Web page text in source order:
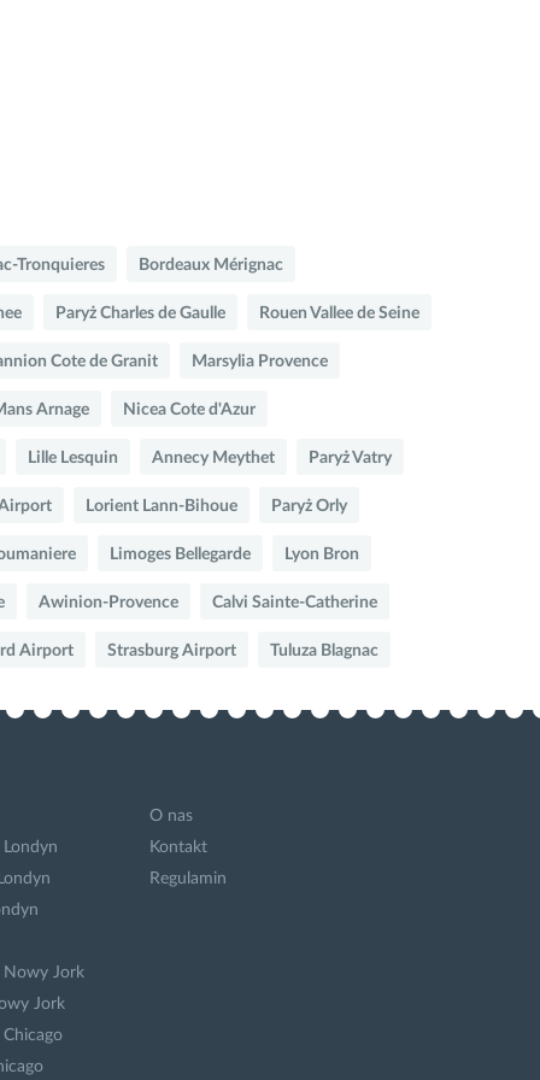
Tronquieres Bordeaux Mérignac
Paryż Charles de Gaulle Rouen Vallee de Seine
Cote de Granit Marsylia Provence
Arnage Nicea Cote d'Azur
Lille Lesquin Annecy Meythet Paryż Vatry
Airport Lorient Lann-Bihoue Paryż Orly
Limoges Bellegarde Lyon Bron
Awinion-Provence Calvi Sainte-Catherine
Airport Strasburg Airport Tuluza Blagnac
Londyn
Nowy Jork
Jork
O nas
Kontakt
Regulamin